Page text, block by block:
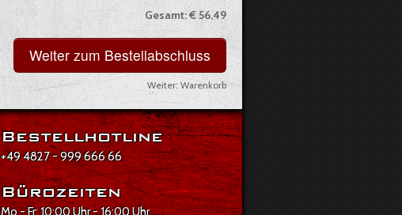
Gesamt:€ 56,49
Weiter: Warenkorb
Bestellhotline
+49 4827 - 999 666 66
Bürozeiten
Mo - Fr: 10:00 Uhr - 16:00 Uhr